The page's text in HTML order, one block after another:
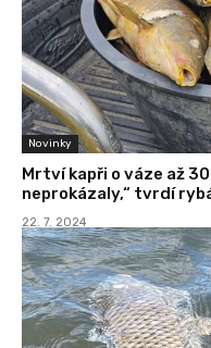
Novinky
Mrtví kapři o váze až
neprokázaly,“ tvrdí
22. 7. 2024